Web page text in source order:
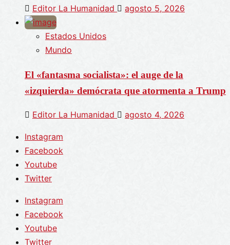
Editor La Humanidad agosto 5, 2026
Estados Unidos
Mundo
El «fantasma socialista»: el auge de la
«izquierda» demócrata que atormenta a Trump
Editor La Humanidad agosto 4, 2026
Instagram
Facebook
Youtube
Twitter
Instagram
Facebook
Youtube
Twitter